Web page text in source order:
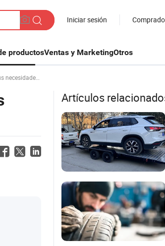
Iniciar sesión
productosVentas y MarketingOtros
de transporte
Artículos